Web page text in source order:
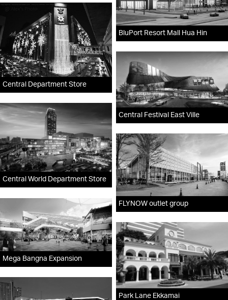
BluPort Resort Mall Hua Hin
Central Department Store
Central Festival East Ville
Central World Department Store
FLYNOW outlet group
Mega Bangna Expansion
Park Lane Ekkamai